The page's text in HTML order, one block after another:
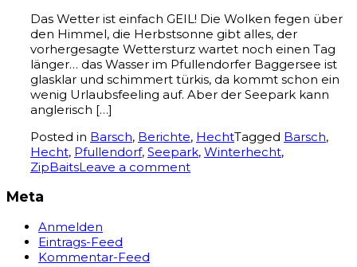
Das Wetter ist einfach GEIL! Die Wolken fegen über
den Himmel, die Herbstsonne gibt alles, der
vorhergesagte Wettersturz wartet noch einen Tag
länger… das Wasser im Pfullendorfer Baggersee ist
glasklar und schimmert türkis, da kommt schon ein
wenig Urlaubsfeeling auf. Aber der Seepark kann
anglerisch […]
Posted in Barsch, Berichte, HechtTagged Barsch,
Hecht, Pfullendorf, Seepark, Winterhecht,
ZipBaitsLeave a comment
Meta
Anmelden
Eintrags-Feed
Kommentar-Feed